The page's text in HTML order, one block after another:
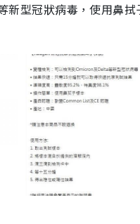
新型冠狀病毒，使用鼻拭